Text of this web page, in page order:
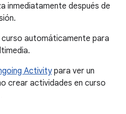
inmediatamente después de
automáticamente para
Activitypara ver un
crear actividades en curso